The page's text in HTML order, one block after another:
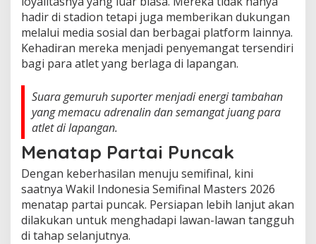
hadir di stadion tetapi juga memberikan dukungan
melalui media sosial dan berbagai platform lainnya.
Kehadiran mereka menjadi penyemangat tersendiri
bagi para atlet yang berlaga di lapangan.
Suara gemuruh suporter menjadi energi tambahan
yang memacu adrenalin dan semangat juang para
atlet di lapangan.
Menatap Partai Puncak
Dengan keberhasilan menuju semifinal, kini
saatnya Wakil Indonesia Semifinal Masters 2026
menatap partai puncak. Persiapan lebih lanjut akan
dilakukan untuk menghadapi lawan-lawan tangguh
di tahap selanjutnya.